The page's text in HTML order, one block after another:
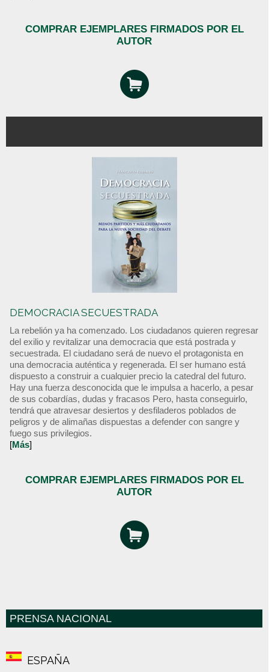
COMPRAR EJEMPLARES FIRMADOS POR EL
AUTOR
DEMOCRACIA SECUESTRADA
La rebelión ya ha comenzado. Los ciudadanos quieren regresar
del exilio y revitalizar una democracia que está postrada y
secuestrada. El ciudadano será de nuevo el protagonista en
una democracia auténtica y regenerada. El ser humano está
dispuesto a construir a cualquier precio la catedral del futuro.
Hay una fuerza desconocida que le impulsa a hacerlo, a pesar
de sus cobardías, dudas y fracasos Pero, hasta conseguirlo,
tendrá que atravesar desiertos y desfiladeros poblados de
peligros y de alimañas dispuestas a defender con sangre y
fuego sus privilegios.
[Más]
COMPRAR EJEMPLARES FIRMADOS POR EL
AUTOR
PRENSA NACIONAL
ESPAÑA